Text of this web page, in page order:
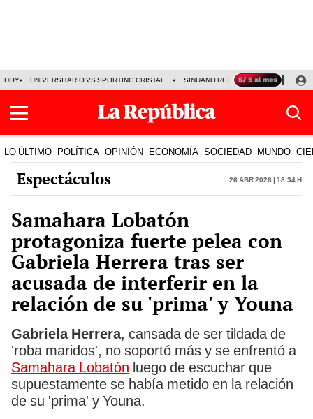
HOY UNIVERSITARIO VS SPORTING CRISTAL SINUANO RESULTADOS HOY
LO ÚLTIMO POLÍTICA OPINIÓN ECONOMÍA SOCIEDAD MUNDO
Espectáculos 26 Abr 2026 | 18:34 h
Samahara Lobatón
protagoniza fuerte pelea con
Gabriela Herrera tras ser
acusada de interferir en la
relación de su 'prima' y Youna
Gabriela Herrera, cansada de ser tildada de
'roba maridos', no soportó más y se enfrentó a
Samahara Lobatón luego de escuchar que
supuestamente se había metido en la relación
de su 'prima' y Youna.